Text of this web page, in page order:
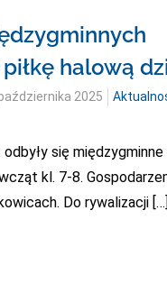
halową
2025
odbyły się
kl. 7-8.
Do rywalizacji […]